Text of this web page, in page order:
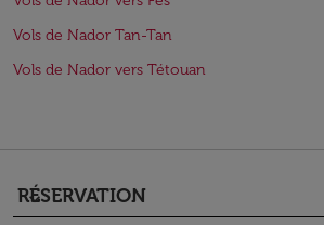
Vols de Nador Tan-Tan
Vols de Nador vers Tétouan
RÉSERVATION
keyboard_arrow_down